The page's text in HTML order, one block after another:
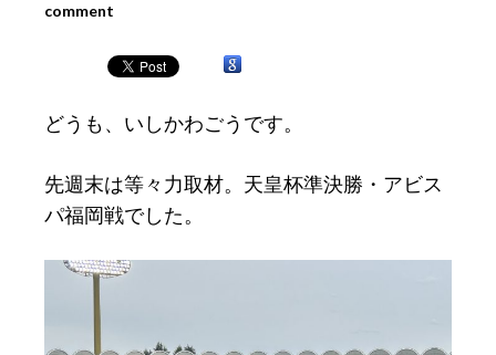
comment
どうも、いしかわごうです。
先週末は等々力取材。天皇杯準決勝・アビス
パ福岡戦でした。